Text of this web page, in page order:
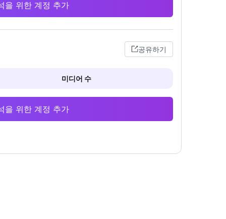
을 위한 계정 추가
공유하기
미디어 수
을 위한 계정 추가